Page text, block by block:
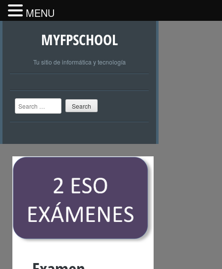
MYFPSCHOOL
Tu sitio de informática y tecnología
Search
MENU